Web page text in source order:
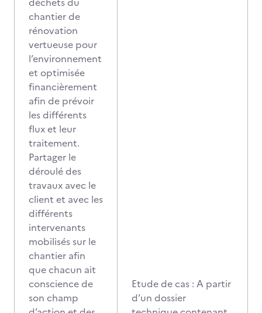
chantier de
rénovation
vertueuse pour
l’environnement
et optimisée
financièrement
afin de prévoir
les différents
flux et leur
traitement.
Partager le
déroulé des
travaux avec le
client et avec les
différents
intervenants
mobilisés sur le
chantier afin
que chacun ait
conscience de
son champ
Etude de cas : A partir
d’un dossier